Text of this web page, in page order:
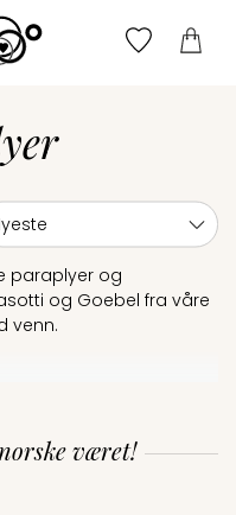
paraplyer og
og Goebel fra våre
venn.
været!